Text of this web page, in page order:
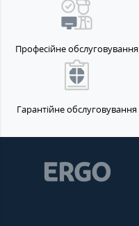
Професійне обслуговування
Гарантійне обслуговування